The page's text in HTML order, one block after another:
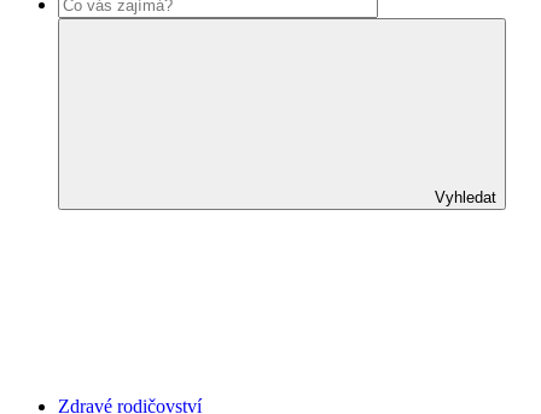
Vyhledat
Zdravé rodičovství